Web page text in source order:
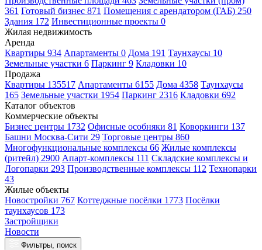
361 Готовый бизнес 871 Помещения с арендатором (ГАБ) 250
Здания 172 Инвестиционные проекты 0
Жилая недвижимость
Аренда
Квартиры 934 Апартаменты 0 Дома 191 Таунхаусы 10
Земельные участки 6 Паркинг 9 Кладовки 10
Продажа
Квартиры 135517 Апартаменты 6155 Дома 4358 Таунхаусы
165 Земельные участки 1954 Паркинг 2316 Кладовки 692
Каталог объектов
Коммерческие объекты
Бизнес центры 1732 Офисные особняки 81 Коворкинги 137
Башни Москва-Сити 29 Торговые центры 860
Многофункциональные комплексы 66 Жилые комплексы
(ритейл) 2900 Апарт-комплексы 111 Складские комплексы и
Логопарки 293 Производственные комплексы 112 Технопарки
43
Жилые объекты
Новостройки 767 Коттеджные посёлки 1773 Посёлки
таунхаусов 173
Застройщики
Новости
Фильтры, поиск